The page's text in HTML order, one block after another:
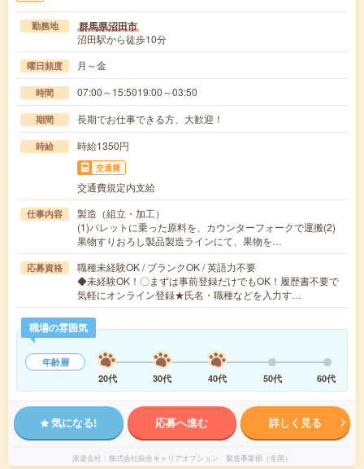
勤務地 群馬県沼田市
沼田駅から徒歩10分
曜日頻度 月～金
時間 07:00～15:5019:00～03:50
期間 長期でお仕事できる方、大歓迎！
時給 時給1350円
交通費
交通費規定内支給
仕事内容
製造（組立・加工）
(1)パレットに乗った原料を、カウンターフォークで運搬(2)
果物すりおろし製品製造ラインにて、果物を…
応募資格
職種未経験OK / ブランクOK / 英語力不要
◆未経験OK！〇まずは事前登録だけでもOK！履歴書不要で
気軽にオンライン登録★氏名・職種などを入力す…
職場の雰囲気
年齢層
20代
30代 40代 50代 60代
気になる! 応募へ進む 詳しく見る
派遣会社 株式会社綜合キャリアオプション 製造事業部（全国）